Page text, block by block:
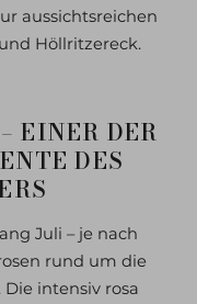
aussichtsreichen
Höllritzereck.
EINER DER
DES
Juli – je nach
rund um die
intensiv rosa